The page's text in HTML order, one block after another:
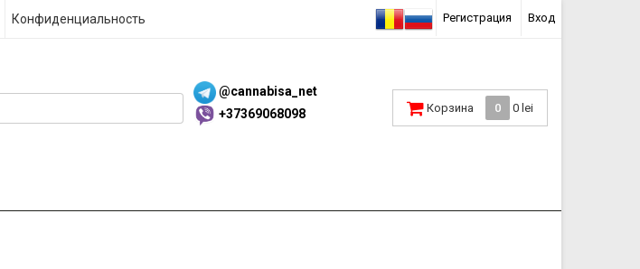
Конфиденциальность Регистрация Вход
@cannabisa_net
+37369068098
Корзина 0 0 lei